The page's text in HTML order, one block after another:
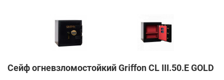
Сейф огневзломостойкий Griffon CL III.50.Е GOLD